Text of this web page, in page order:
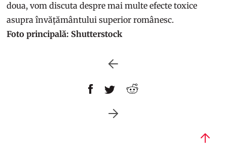
doua, vom discuta despre mai multe efecte toxice
asupra învățământului superior românesc.
Foto principală: Shutterstock